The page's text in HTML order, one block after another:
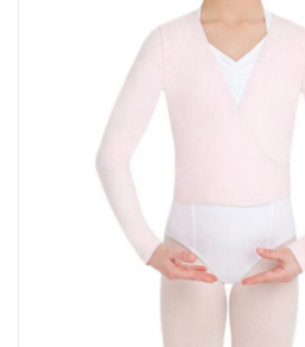
SPÉCIAUX- VENTE FINALE
PARTENARIAT
FAIT AU QUEBEC